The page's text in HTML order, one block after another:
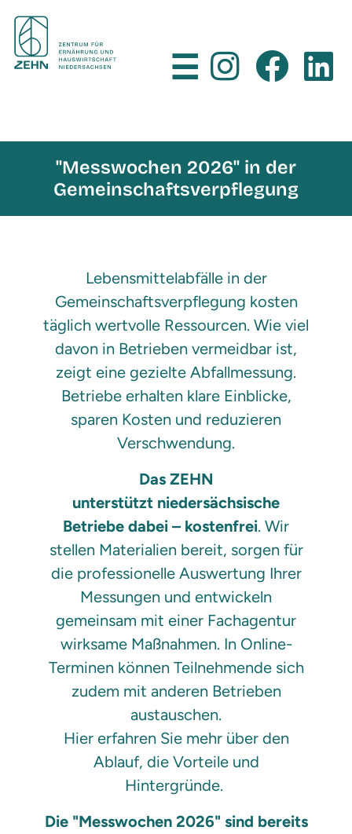
☰
"Messwochen 2026" in der
Gemeinschaftsverpflegung
Lebensmittelabfälle in der
Gemeinschaftsverpflegung kosten
täglich wertvolle Ressourcen. Wie viel
davon in Betrieben vermeidbar ist,
zeigt eine gezielte Abfallmessung.
Betriebe erhalten klare Einblicke,
sparen Kosten und reduzieren
Verschwendung.
Das ZEHN
unterstützt niedersächsische
Betriebe dabei – kostenfrei. Wir
stellen Materialien bereit, sorgen für
die professionelle Auswertung Ihrer
Messungen und entwickeln
gemeinsam mit einer Fachagentur
wirksame Maßnahmen. In Online-
Terminen können Teilnehmende sich
zudem mit anderen Betrieben
austauschen.
Hier erfahren Sie mehr über den
Ablauf, die Vorteile und
Hintergründe.
Die "Messwochen 2026" sind bereits